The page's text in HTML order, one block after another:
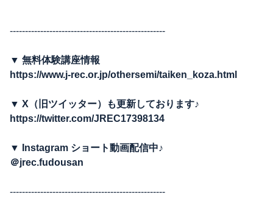
---------------------------------------------------
▼ 無料体験講座情報
https://www.j-rec.or.jp/othersemi/taiken_koza.html
▼ X （旧ツイッター）も更新しております♪
https://twitter.com/JREC17398134
▼ Instagram ショート動画配信中♪
＠jrec.fudousan
---------------------------------------------------